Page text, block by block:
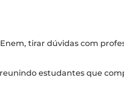
tirar dúvidas com
estudantes que